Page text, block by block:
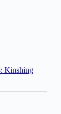
Kinshing